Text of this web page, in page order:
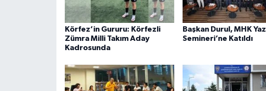
Körfez’in Gururu: Körfezli
Zümra Milli Takım Aday
Kadrosunda
Başkan Durul, MHK Yaz
Semineri’ne Katıldı